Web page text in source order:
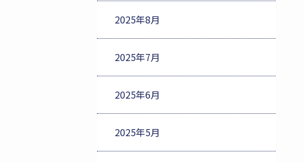
2025年8月
2025年7月
2025年6月
2025年5月